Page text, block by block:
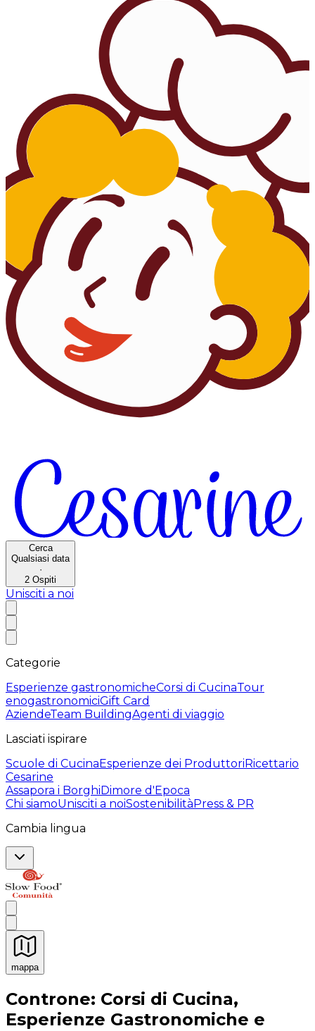
Cerca
Qualsiasi data
·
2 Ospiti
Unisciti a noi
Categorie
Esperienze gastronomicheCorsi di CucinaTour
enogastronomiciGift Card
AziendeTeam BuildingAgenti di viaggio
Lasciati ispirare
Scuole di CucinaEsperienze dei ProduttoriRicettario
Cesarine
Assapora i BorghiDimore d'Epoca
Chi siamoUnisciti a noiSostenibilitàPress & PR
Cambia lingua
mappa
Esperienze culinarie indimenticabili: Esperienze
Controne: Corsi di Cucina,
Esperienze Gastronomiche e